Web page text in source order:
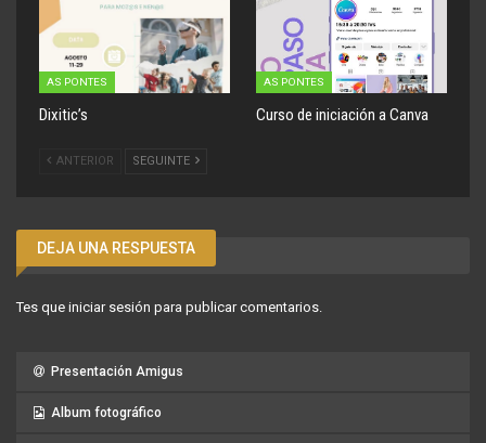
AS PONTES
Dixitic’s
AS PONTES
Curso de iniciación a Canva
ANTERIOR SEGUINTE
DEJA UNA RESPUESTA
Tes que iniciar sesión para publicar comentarios.
Presentación Amigus
Album fotográfico